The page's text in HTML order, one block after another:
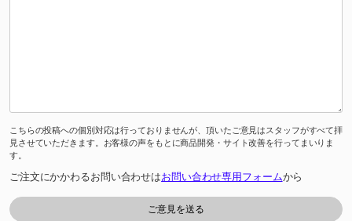
こちらの投稿への個別対応は行っておりませんが、頂いたご意見はスタッフがすべて拝
見させていただきます。お客様の声をもとに商品開発・サイト改善を行ってまいりま
す。
ご注文にかかわるお問い合わせはお問い合わせ専用フォームから